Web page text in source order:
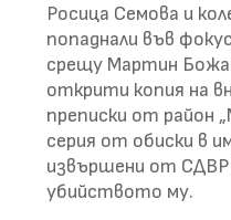
Росица Семова и
попаднали във
срещу Мартин
открити копия на
преписки от район
серия от обиски в
извършени от СДВР
убийството му.